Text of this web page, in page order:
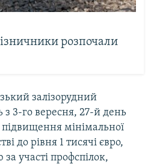
розпочали
залізорудний
з 3-го вересня, 27-й день
мінімальної
до рівня 1 тисячі євро,
за участі профспілок,